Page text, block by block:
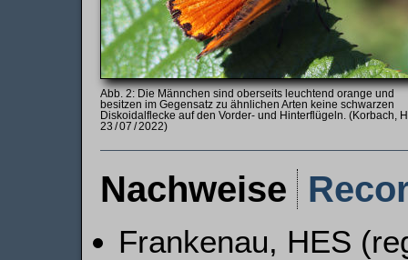
Die Männchen sind oberseits leuchtend orange und
besitzen im Gegensatz zu ähnlichen Arten keine schwarzen
Diskoidalflecke auf den Vorder- und Hinterflügeln. (Korbach,
23 / 07 / 2022)
Nachweise
Frankenau, HES